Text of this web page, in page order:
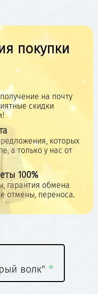
покупки
на почту
скидки
которых
а только у нас от
100%
гарантия обмена
отмены, переноса.
волк"